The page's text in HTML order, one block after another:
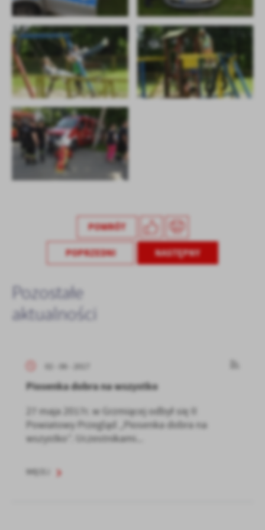
POWRÓT
POPRZEDNI NASTĘPNY
Pozostałe
aktualności
02 - 06 - 2017
Piosenka dobra na wszystko
27 maja 2017r. w Grzmiącej odbył się II
Powiatowy Przegląd „Piosenka dobra na
wszystko”. Uczestnikami...